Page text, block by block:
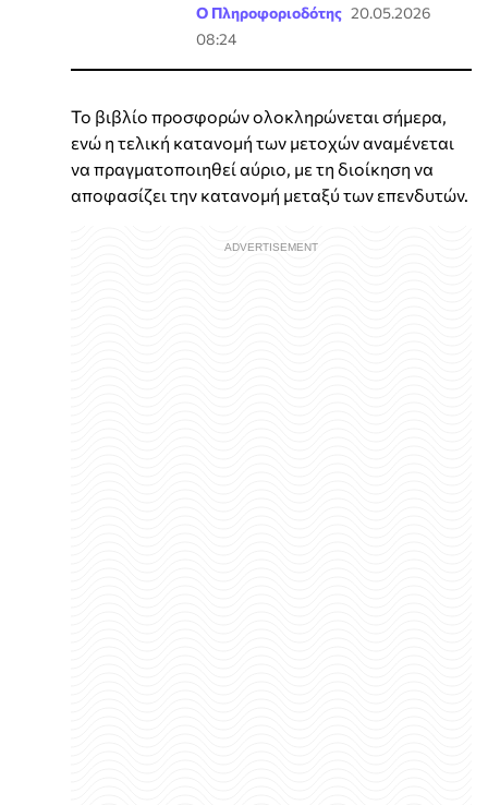
Ο Πληροφοριοδότης 20.05.2026
08:24
Το βιβλίο προσφορών ολοκληρώνεται σήμερα,
ενώ η τελική κατανομή των μετοχών αναμένεται
να πραγματοποιηθεί αύριο, με τη διοίκηση να
αποφασίζει την κατανομή μεταξύ των επενδυτών.